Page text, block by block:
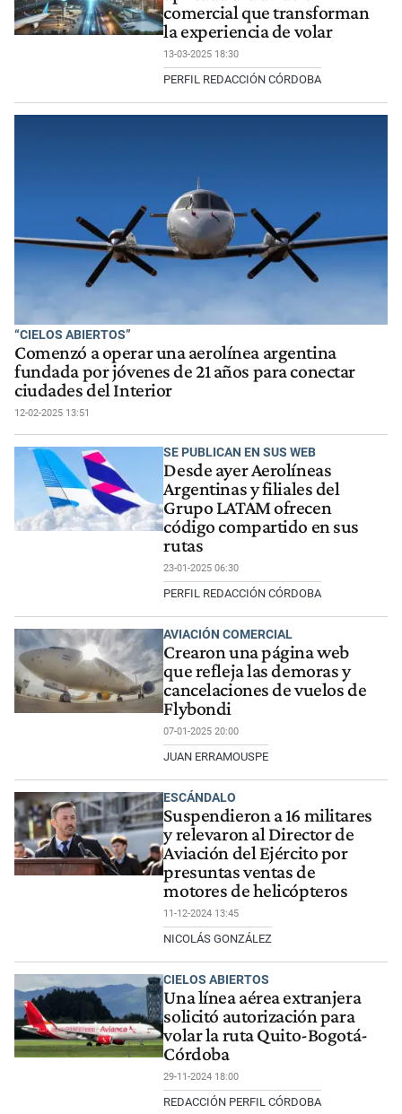
comercial que transforman
la experiencia de volar
13-03-2025 18:30
PERFIL REDACCIÓN CÓRDOBA
“CIELOS ABIERTOS”
Comenzó a operar una aerolínea argentina
fundada por jóvenes de 21 años para conectar
ciudades del Interior
12-02-2025 13:51
SE PUBLICAN EN SUS WEB
Desde ayer Aerolíneas
Argentinas y filiales del
Grupo LATAM ofrecen
código compartido en sus
rutas
23-01-2025 06:30
PERFIL REDACCIÓN CÓRDOBA
AVIACIÓN COMERCIAL
Crearon una página web
que refleja las demoras y
cancelaciones de vuelos de
Flybondi
07-01-2025 20:00
JUAN ERRAMOUSPE
ESCÁNDALO
Suspendieron a 16 militares
y relevaron al Director de
Aviación del Ejército por
presuntas ventas de
motores de helicópteros
11-12-2024 13:45
NICOLÁS GONZÁLEZ
CIELOS ABIERTOS
Una línea aérea extranjera
solicitó autorización para
volar la ruta Quito-Bogotá-
Córdoba
29-11-2024 18:00
REDACCIÓN PERFIL CÓRDOBA